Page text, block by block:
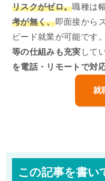
リスクがゼロ。職種は
考が無く、即面接から
ピード就業が可能です
等の仕組みも充実 して
を電話・リモートで対
就
この記事を書い